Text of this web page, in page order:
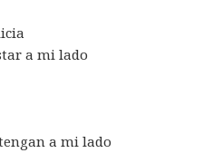
a mi lado
a mi lado